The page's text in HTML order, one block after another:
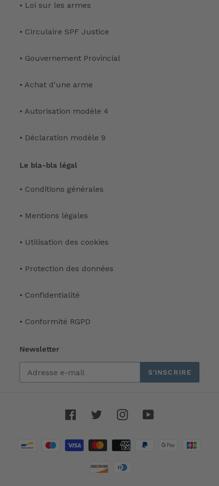
• Loi sur les armes
• Circulaire SPF Justice
• Gouvernement Provincial
• Achat d'une arme
• Autorisation modèle 4
• Déclaration modèle 9
Le bla-bla légal
• Conditions générales
• Mentions légales
• Utilisation des cookies
• Protection des données
• Confidentialité
• Conformité RGPD
Newsletter
S'INSCRIRE
FacebookTwitterInstagram
Moyens
de
paiement